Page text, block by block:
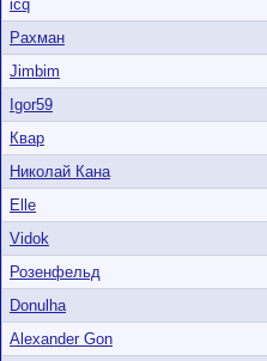
icq
Рахман
Jimbim
Igor59
Квар
Николай Кана
Elle
Vidok
Розенфельд
Donulha
Alexander Gon